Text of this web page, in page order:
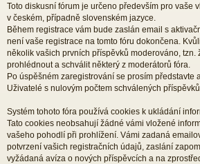
Toto diskusní fórum je určeno především pro vaše
v českém, případně slovenském jazyce.
Během registrace vám bude zaslán email s
není vaše registrace na tomto fóru dokončena.
několik vašich prvních příspěvků moderováno, tzn.
prohlédnout a schválit některý z moderátorů fóra.
Po úspěšném zaregistrování se prosím představte
Uživatelé s nulovým počtem schválených
Systém tohoto fóra používá cookies k ukládání
Tato cookies neobsahují žádné vámi vložené
vašeho pohodlí při prohlížení. Vámi zadaná
potvrzení vašich registračních údajů, zaslání
vyžádaná avíza o nových příspěvcích a na